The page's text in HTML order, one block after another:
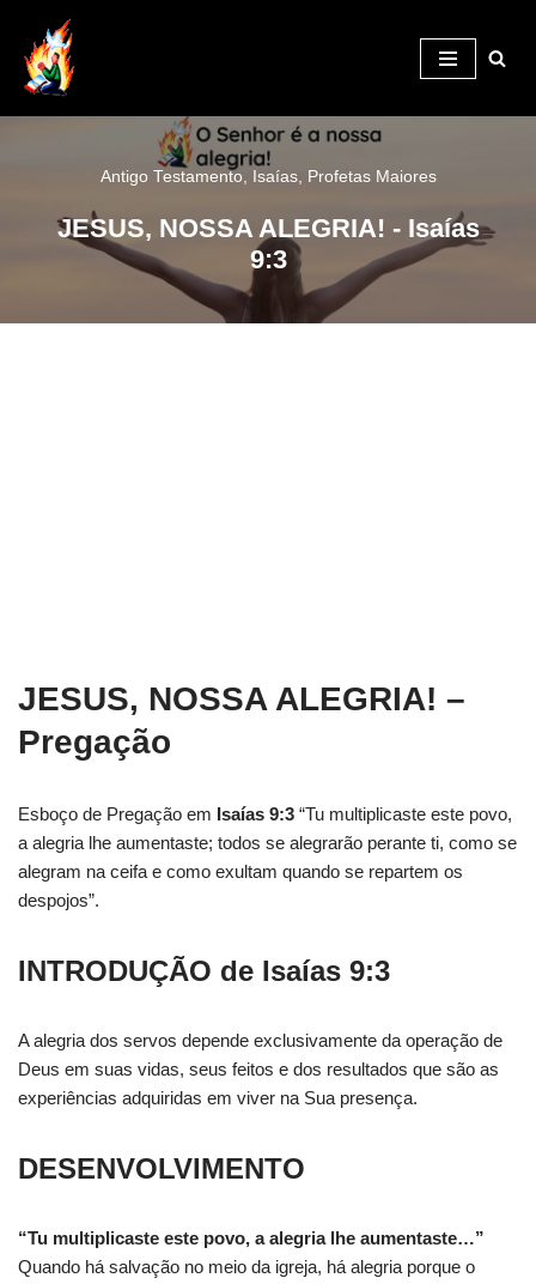
Pular
para
o
Antigo Testamento, Isaías, Profetas Maiores
JESUS, NOSSA ALEGRIA! ‬- Isaías
9:3
JESUS, NOSSA ALEGRIA! ‬ –
Pregação
Esboço de Pregação em Isaías 9:3 “Tu multiplicaste este povo,
a alegria lhe aumentaste; todos se alegrarão perante ti, como se
alegram na ceifa e como exultam quando se repartem os
despojos”.
INTRODUÇÃO de Isaías 9:3
A alegria dos servos depende exclusivamente da operação de
Deus em suas vidas, seus feitos e dos resultados que são as
experiências adquiridas em viver na Sua presença.
DESENVOLVIMENTO
“Tu multiplicaste este povo, a alegria lhe aumentaste…”
Quando há salvação no meio da igreja, há alegria porque o